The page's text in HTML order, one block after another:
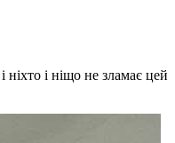
і ніщо не зламає цей